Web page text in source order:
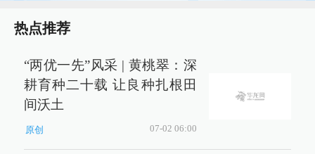
热点推荐
“两优一先”风采 | 黄桃翠：深
耕育种二十载 让良种扎根田
间沃土
原创 07-02 06:00